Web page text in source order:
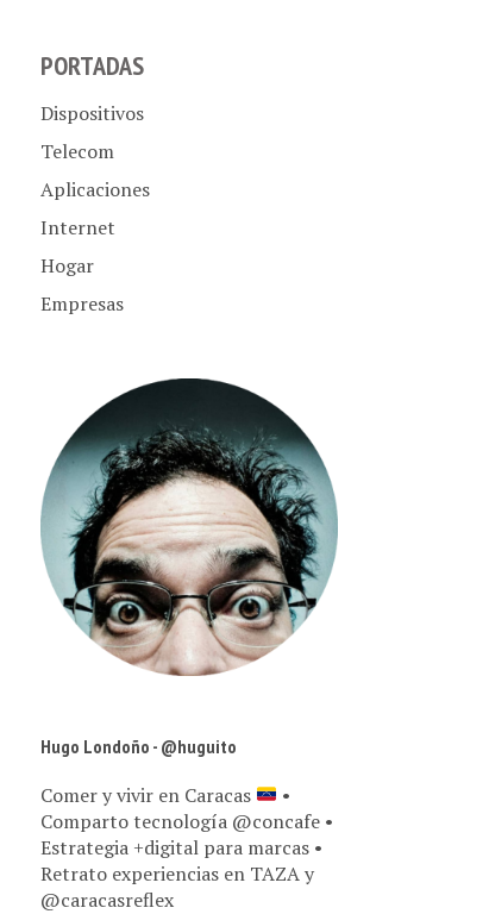
PORTADAS
Dispositivos
Telecom
Aplicaciones
Internet
Hogar
Empresas
Hugo Londoño - @huguito
Comer y vivir en Caracas
•
Comparto tecnología @concafe •
Estrategia +digital para marcas •
Retrato experiencias en TAZA y
@caracasreflex